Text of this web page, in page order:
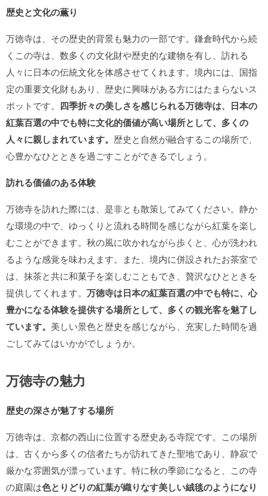
歴史と文化の薫り
万徳寺は、その歴史的背景も魅力の一部です。鎌倉時代から続
くこの寺は、数多くの文化財や歴史的な建物を有し、訪れる
人々に日本の伝統文化を体感させてくれます。境内には、国指
定の重要文化財もあり、歴史に興味がある方にはたまらないス
ポットです。 四季折々の美しさを感じられる万徳寺は、日本の
紅葉百選の中でも特に文化的価値が高い場所として、多くの
人々に親しまれています。 歴史と自然が融合するこの場所で、
心豊かなひとときを過ごすことができるでしょう。
訪れる価値のある体験
万徳寺を訪れた際には、是非とも散策してみてください。静か
な環境の中で、ゆっくりと流れる時間を感じながら紅葉を楽し
むことができます。秋の風に吹かれながら歩くと、心が洗われ
るような感覚を味わえます。また、境内に併設されたお茶室で
は、抹茶と共に和菓子を楽しむこともでき、贅沢なひとときを
提供してくれます。 万徳寺は日本の紅葉百選の中でも特に、心
豊かになる体験を提供する場所として、多くの観光客を魅了し
ています。 美しい景色と歴史を感じながら、充実した時間を過
ごしてみてはいかがでしょうか。
万徳寺の魅力
歴史の深さが魅了する場所
万徳寺は、京都の西山に位置する歴史ある寺院です。この場所
は、古くから多くの信者たちが訪れてきた聖地であり、静寂で
厳かな雰囲気が漂っています。特に秋の季節になると、この寺
の庭園は色とりどりの紅葉が織りなす美しい絨毯のようになり